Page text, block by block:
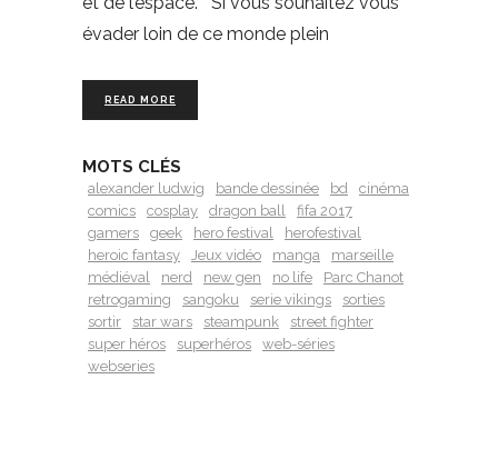
évader loin de ce monde plein
READ MORE
MOTS CLÉS
alexander ludwig bande dessinée bd
cinéma
comics
cosplay dragon ball
fifa 2017
gamers
geek hero festival
herofestival
heroic fantasy
Jeux vidéo manga
marseille
médiéval
nerd new gen no life
Parc Chanot
retrogaming
sangoku serie vikings
sorties
sortir
star wars steampunk
street fighter
super héros
superhéros
web-séries
webseries